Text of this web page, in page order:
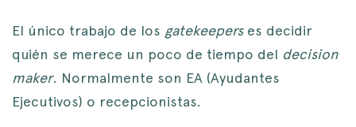
El único trabajo de los gatekeeperses decidir
quién se merece un poco de tiempo del decision
maker. Normalmente son EA (Ayudantes
Ejecutivos) o recepcionistas.